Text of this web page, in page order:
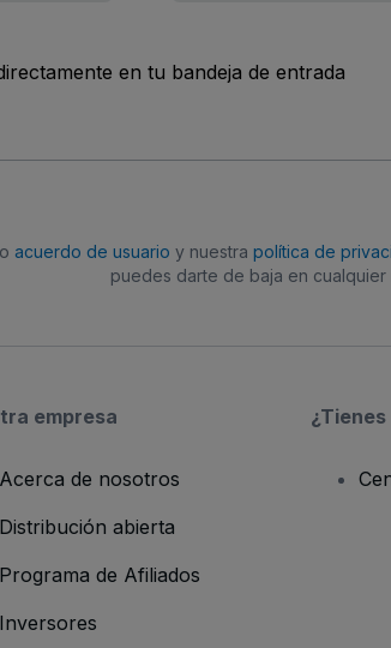
en tu bandeja de entrada
acuerdo de usuario y nuestra política de
puedes darte de baja en cualquier
empresa
Acerca de nosotros
Distribución abierta
Programa de Afiliados
Inversores